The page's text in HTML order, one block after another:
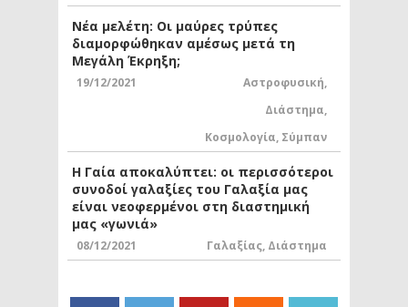
Νέα μελέτη: Οι μαύρες τρύπες
διαμορφώθηκαν αμέσως μετά τη
Μεγάλη Έκρηξη;
19/12/2021 Αστροφυσική,
Διάστημα,
Κοσμολογία, Σύμπαν
Η Γαία αποκαλύπτει: οι περισσότεροι
συνοδοί γαλαξίες του Γαλαξία μας
είναι νεοφερμένοι στη διαστημική
μας «γωνιά»
08/12/2021 Γαλαξίας, Διάστημα